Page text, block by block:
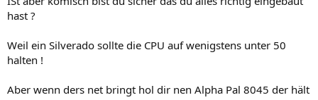
hast ?
Weil ein Silverado sollte die CPU auf wenigstens unter 50
halten !
Aber wenn ders net bringt hol dir nen Alpha Pal 8045 der hält